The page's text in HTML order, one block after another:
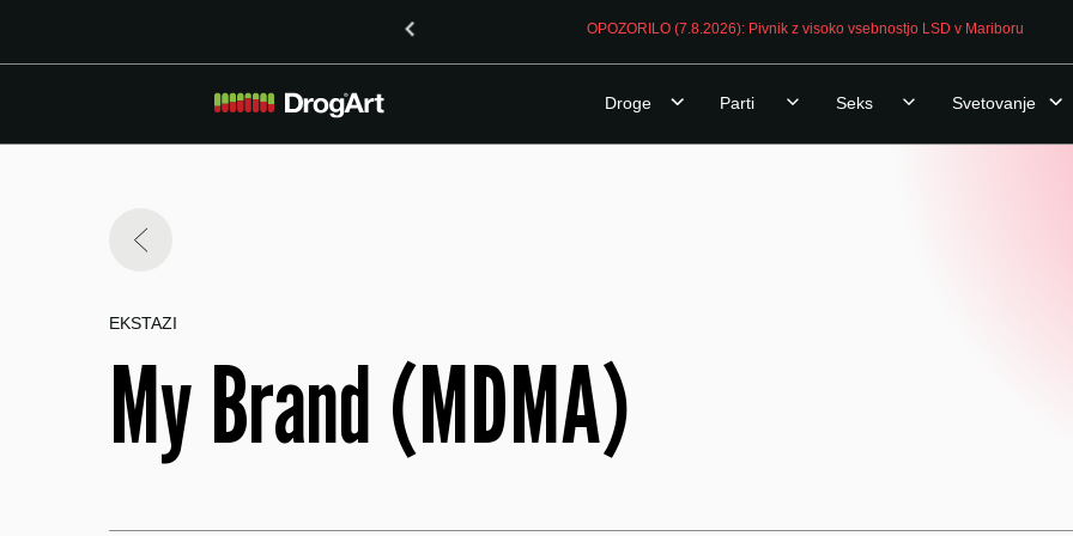
OPOZORILO (7.8.2026): Pivnik z visoko vsebnostjo LSD v Mariboru
Droge Parti Seks Svetovanje
EKSTAZI
My Brand (MDMA)